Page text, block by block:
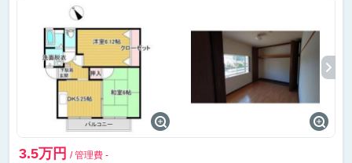
3.5万円 / 管理費 -